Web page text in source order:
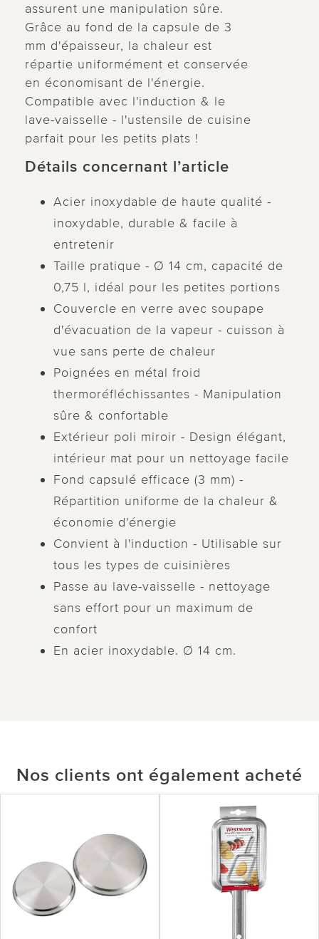
assurent une manipulation sûre.
Grâce au fond de la capsule de 3
mm d'épaisseur, la chaleur est
répartie uniformément et conservée
en économisant de l'énergie.
Compatible avec l'induction & le
lave-vaisselle - l'ustensile de cuisine
parfait pour les petits plats !
Détails concernant l’article
Acier inoxydable de haute qualité -
inoxydable, durable & facile à
entretenir
Taille pratique - Ø 14 cm, capacité de
0,75 l, idéal pour les petites portions
Couvercle en verre avec soupape
d'évacuation de la vapeur - cuisson à
vue sans perte de chaleur
Poignées en métal froid
thermoréfléchissantes - Manipulation
sûre & confortable
Extérieur poli miroir - Design élégant,
intérieur mat pour un nettoyage facile
Fond capsulé efficace (3 mm) -
Répartition uniforme de la chaleur &
économie d'énergie
Convient à l'induction - Utilisable sur
tous les types de cuisinières
Passe au lave-vaisselle - nettoyage
sans effort pour un maximum de
confort
En acier inoxydable. Ø 14 cm.
Nos clients ont également acheté